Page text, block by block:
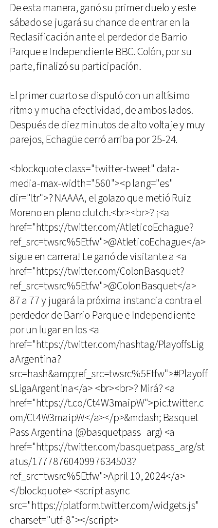
De esta manera, ganó su primer duelo y este
sábado se jugará su chance de entrar en la
Reclasificación ante el perdedor de Barrio
Parque e Independiente BBC. Colón, por su
parte, finalizó su participación.
El primer cuarto se disputó con un altísimo
ritmo y mucha efectividad, de ambos lados.
Después de diez minutos de alto voltaje y muy
parejos, Echagüe cerró arriba por 25-24.
<blockquote class="twitter-tweet" data-
media-max-width="560"><p lang="es"
dir="ltr">? NAAAA, el golazo que metió Ruiz
Moreno en pleno clutch.<br><br>? ¡<a
href="https://twitter.com/AtleticoEchague?
ref_src=twsrc%5Etfw">@AtleticoEchague</a>
sigue en carrera! Le ganó de visitante a <a
href="https://twitter.com/ColonBasquet?
ref_src=twsrc%5Etfw">@ColonBasquet</a>
87 a 77 y jugará la próxima instancia contra el
perdedor de Barrio Parque e Independiente
por un lugar en los <a
href="https://twitter.com/hashtag/PlayoffsLig
aArgentina?
src=hash&amp;ref_src=twsrc%5Etfw">#Playoff
sLigaArgentina</a> <br><br>? Mirá? <a
href="https://t.co/Ct4W3maipW">pic.twitter.c
om/Ct4W3maipW</a></p>&mdash; Basquet
Pass Argentina (@basquetpass_arg) <a
href="https://twitter.com/basquetpass_arg/st
atus/1777876040997634503?
ref_src=twsrc%5Etfw">April 10, 2024</a>
</blockquote> <script async
src="https://platform.twitter.com/widgets.js"
charset="utf-8"></script>